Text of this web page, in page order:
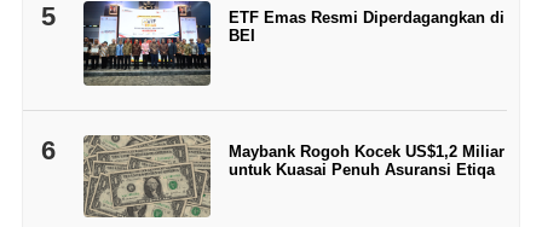
5
ETF Emas Resmi Diperdagangkan di
BEI
6
Maybank Rogoh Kocek US$1,2 Miliar
untuk Kuasai Penuh Asuransi Etiqa